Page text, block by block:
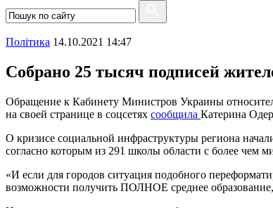
Полiтика 14.10.2021 14:47
Собрано 25 тысяч подписей
Обращение к Кабинету Министров Украины
на своей странице в соцсетях сообщила Катерина
О кризисе социальной инфраструктуры региона
согласно которым из 291 школы области с более чем
«И если для городов ситуация подобного
возможности получить ПОЛНОЕ среднее